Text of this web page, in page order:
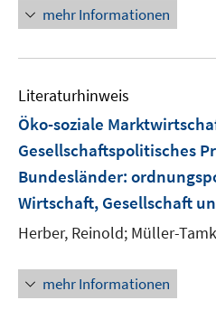
mehr Informationen
Literaturhinweis
Öko-soziale
Gesellschaftspolitisches
Bundesländer:
Wirtschaft, Gesellschaft
Herber, Reinold; Müller-
mehr Informationen